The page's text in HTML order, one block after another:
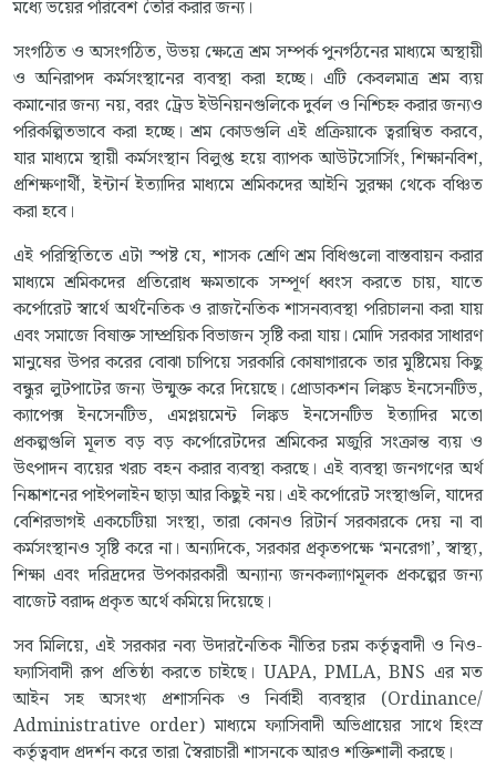
মধ্যে ভয়ের পরিবেশ তৈরি করার জন্য।
সংগঠিত ও অসংগঠিত, উভয় ক্ষেত্রে শ্রম সম্পর্ক পুনর্গঠনের মাধ্যমে অস্থায়ী
ও অনিরাপদ কর্মসংস্থানের ব্যবস্থা করা হচ্ছে। এটি কেবলমাত্র শ্রম ব্যয়
কমানোর জন্য নয়, বরং ট্রেড ইউনিয়নগুলিকে দুর্বল ও নিশ্চিহ্ন করার জন্যও
পরিকল্পিতভাবে করা হচ্ছে। শ্রম কোডগুলি এই প্রক্রিয়াকে ত্বরান্বিত করবে,
যার মাধ্যমে স্থায়ী কর্মসংস্থান বিলুপ্ত হয়ে ব্যাপক আউটসোর্সিং, শিক্ষানবিশ,
প্রশিক্ষণার্থী, ইন্টার্ন ইত্যাদির মাধ্যমে শ্রমিকদের আইনি সুরক্ষা থেকে বঞ্চিত
করা হবে।
এই পরিস্থিতিতে এটা স্পষ্ট যে, শাসক শ্রেণি শ্রম বিধিগুলো বাস্তবায়ন করার
মাধ্যমে শ্রমিকদের প্রতিরোধ ক্ষমতাকে সম্পূর্ণ ধ্বংস করতে চায়, যাতে
কর্পোরেট স্বার্থে অর্থনৈতিক ও রাজনৈতিক শাসনব্যবস্থা পরিচালনা করা যায়
এবং সমাজে বিষাক্ত সাম্প্রয়িক বিভাজন সৃষ্টি করা যায়। মোদি সরকার সাধারণ
মানুষের উপর করের বোঝা চাপিয়ে সরকারি কোষাগারকে তার মুষ্টিমেয় কিছু
বন্ধুর লুটপাটের জন্য উন্মুক্ত করে দিয়েছে। প্রোডাকশন লিঙ্কড ইনসেনটিভ,
ক্যাপেক্স ইনসেনটিভ, এমপ্লয়মেন্ট লিঙ্কড ইনসেনটিভ ইত্যাদির মতো
প্রকল্পগুলি মূলত বড় বড় কর্পোরেটদের শ্রমিকের মজুরি সংক্রান্ত ব্যয় ও
উৎপাদন ব্যয়ের খরচ বহন করার ব্যবস্থা করছে। এই ব্যবস্থা জনগণের অর্থ
নিষ্কাশনের পাইপলাইন ছাড়া আর কিছুই নয়। এই কর্পোরেট সংস্থাগুলি, যাদের
বেশিরভাগই একচেটিয়া সংস্থা, তারা কোনও রিটার্ন সরকারকে দেয় না বা
কর্মসংস্থানও সৃষ্টি করে না। অন্যদিকে, সরকার প্রকৃতপক্ষে ‘মনরেগা’, স্বাস্থ্য,
শিক্ষা এবং দরিদ্রদের উপকারকারী অন্যান্য জনকল্যাণমূলক প্রকল্পের জন্য
বাজেট বরাদ্দ প্রকৃত অর্থে কমিয়ে দিয়েছে।
সব মিলিয়ে, এই সরকার নব্য উদারনৈতিক নীতির চরম কর্তৃত্ববাদী ও নিও-
ফ্যাসিবাদী রূপ প্রতিষ্ঠা করতে চাইছে। UAPA, PMLA, BNS এর মত
আইন সহ অসংখ্য প্রশাসনিক ও নির্বাহী ব্যবস্থার (Ordinance/
Administrative order) মাধ্যমে ফ্যাসিবাদী অভিপ্রায়ের সাথে হিংস্র
কর্তৃত্ববাদ প্রদর্শন করে তারা স্বৈরাচারী শাসনকে আরও শক্তিশালী করছে।